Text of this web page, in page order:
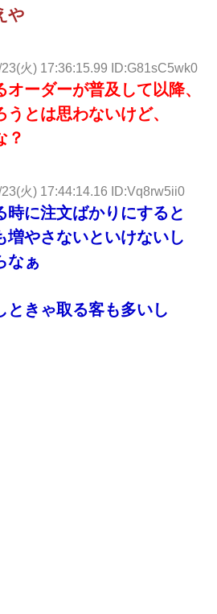
や
火) 17:36:15.99 ID:G81sC5wk0
ーダーが普及して以降、
とは思わないけど、
？
火) 17:44:14.16 ID:Vq8rw5ii0
時に注文ばかりにすると
増やさないといけないし
なぁ
ときゃ取る客も多いし